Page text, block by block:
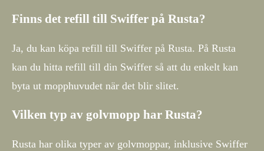
Finns det refill till Swiffer på Rusta?
Ja, du kan köpa refill till Swiffer på Rusta. På Rusta
kan du hitta refill till din Swiffer så att du enkelt kan
byta ut mopphuvudet när det blir slitet.
Vilken typ av golvmopp har Rusta?
Rusta har olika typer av golvmoppar, inklusive Swiffer